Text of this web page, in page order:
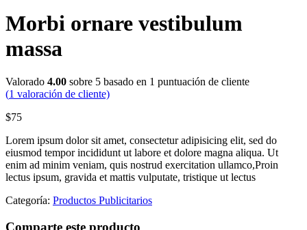
Morbi ornare vestibulum
massa
Valorado 4.00 sobre 5 basado en 1 puntuación de cliente
(1 valoración de cliente)
$75
Lorem ipsum dolor sit amet, consectetur adipisicing elit, sed do
eiusmod tempor incididunt ut labore et dolore magna aliqua. Ut
enim ad minim veniam, quis nostrud exercitation ullamco,Proin
lectus ipsum, gravida et mattis vulputate, tristique ut lectus
Categoría: Productos Publicitarios
Comparte este producto